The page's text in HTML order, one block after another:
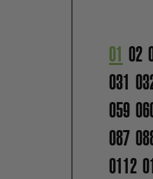
01 02
031
059
087
0112